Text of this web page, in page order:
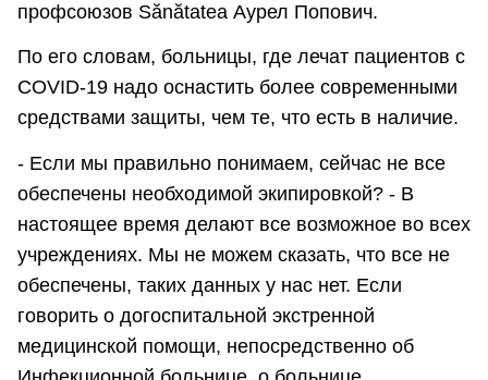
профсоюзов Sănătateа Аурел Попович.
По его словам, больницы, где лечат пациентов с
COVID-19 надо оснастить более современными
средствами защиты, чем те, что есть в наличие.
- Если мы правильно понимаем, сейчас не все
обеспечены необходимой экипировкой? - В
настоящее время делают все возможное во всех
учреждениях. Мы не можем сказать, что все не
обеспечены, таких данных у нас нет. Если
говорить о догоспитальной экстренной
медицинской помощи, непосредственно об